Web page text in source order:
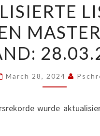
LISTE
DER
STAND:
28.03.2024
March 28, 2024
wurde